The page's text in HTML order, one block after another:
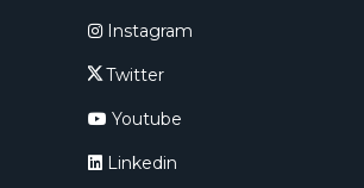
Instagram
Twitter
Youtube
Linkedin